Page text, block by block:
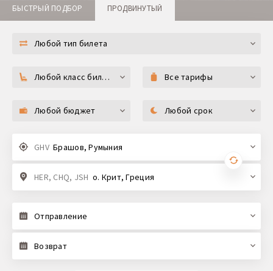
БЫСТРЫЙ ПОДБОР ПРОДВИНУТЫЙ
Любой тип билета
Любой класс билета Все тарифы
Любой бюджет Любой срок
GHV Брашов, Румыния
HER, CHQ, JSH о. Крит, Греция
Отправление
Возврат